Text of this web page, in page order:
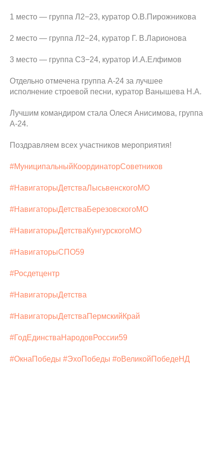
1 место — группа Л2−23, куратор О.В.Пирожникова
2 место — группа Л2−24, куратор Г. В.Ларионова
3 место — группа С3−24, куратор И.А.Елфимов
Отдельно отмечена группа А-24 за лучшее
исполнение строевой песни, куратор Ванышева Н.А.
Лучшим командиром стала Олеся Анисимова, группа
А-24.
Поздравляем всех участников мероприятия!
#МуниципальныйКоординаторСоветников
#НавигаторыДетстваЛысьвенскогоМО
#НавигаторыДетстваБерезовскогоМО
#НавигаторыДетстваКунгурскогоМО
#НавигаторыСПО59
#Росдетцентр
#НавигаторыДетства
#НавигаторыДетстваПермскийКрай
#ГодЕдинстваНародовРоссии59
#ОкнаПобеды #ЭхоПобеды #оВеликойПобедеНД